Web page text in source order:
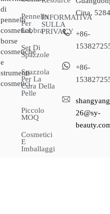
di
pennelli
cosmetici,
borse
cosmetiche
e
strumenti
cosmetici.
Pennello
Per
Labbra
Set Di
Spazzole
Spazzola
Per La
Cura Della
Pelle
Piccolo
MOQ
Cosmetici
E
Imballaggi
INFORMATIVA
SULLA
PRIVACY
Cina,
+86-
+86-
26@sy-